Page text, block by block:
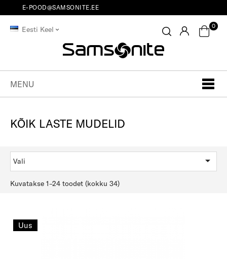
E-POOD@SAMSONITE.EE
Eesti Keel 0
MENU
KÕIK LASTE MUDELID
Vali 
Kuvatakse 1–24 toodet (kokku 34)
Uus